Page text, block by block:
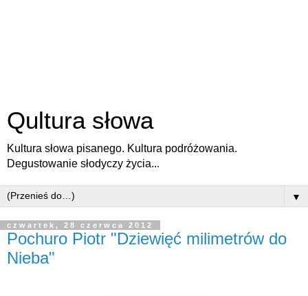
Qultura słowa
Kultura słowa pisanego. Kultura podróżowania.
Degustowanie słodyczy życia...
▼
czwartek, 28 czerwca 2012
Pochuro Piotr "Dziewięć milimetrów do
Nieba"